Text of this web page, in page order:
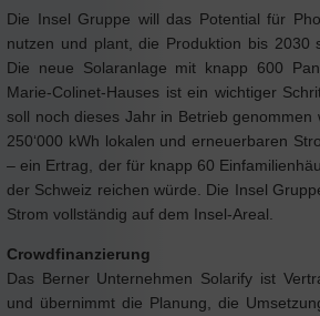
Die Insel Gruppe will das Potential für
nutzen und plant, die Produktion bis 2030
Die neue Solaranlage mit knapp 600
Marie-Colinet-Hauses ist ein wichtiger
soll noch dieses Jahr in Betrieb genommen
250‘000 kWh lokalen und erneuerbaren
– ein Ertrag, der für knapp 60
der Schweiz reichen würde. Die Insel
Strom vollständig auf dem Insel-Areal.
Crowdfinanzierung
Das Berner Unternehmen Solarify ist
und übernimmt die Planung, die